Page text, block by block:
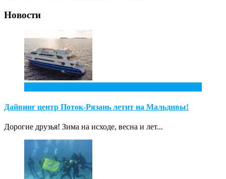
Новости
Дайвинг центр Поток-Рязань летит на Мальдивы!
Дорогие друзья! Зима на исходе, весна и лет...